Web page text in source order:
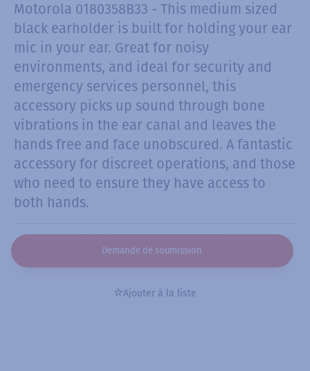
Motorola 0180358B33 - This medium sized
black earholder is built for holding your ear
mic in your ear. Great for noisy
environments, and ideal for security and
emergency services personnel, this
accessory picks up sound through bone
vibrations in the ear canal and leaves the
hands free and face unobscured. A fantastic
accessory for discreet operations, and those
who need to ensure they have access to
both hands.
Demande de soumission
Ajouter à la liste